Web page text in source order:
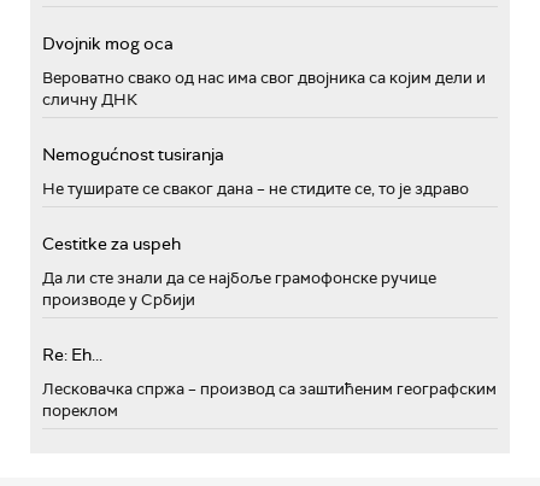
Dvojnik mog oca
Вероватно свако од нас има свог двојника са којим дели и
сличну ДНК
Nemogućnost tusiranja
Не туширате се сваког дана – не стидите се, то је здраво
Cestitke za uspeh
Да ли сте знали да се најбоље грамофонске ручице
производе у Србији
Re: Eh...
Лесковачка спржа – производ са заштићеним географским
пореклом